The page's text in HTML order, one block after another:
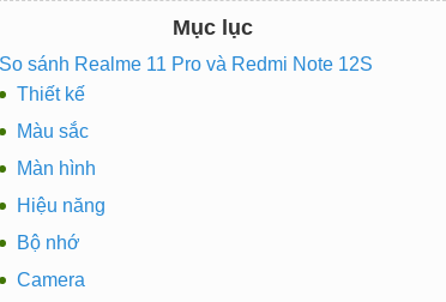
Mục lục
So sánh Realme 11 Pro và Redmi Note 12S
Thiết kế
Màu sắc
Màn hình
Hiệu năng
Bộ nhớ
Camera